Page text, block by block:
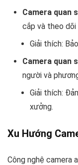
Camera quan
cắp và theo dõi
Giải thích:
Camera quan
người và
Giải thích:
xưởng.
Xu Hướng
Công nghệ camera